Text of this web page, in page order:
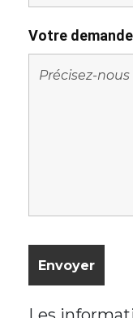
Votre demande